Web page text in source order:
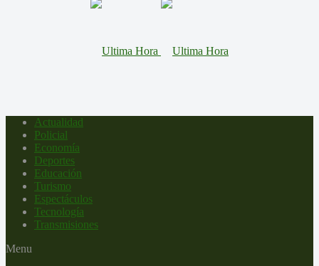
Actualidad
Policial
Economía
Deportes
Educación
Turismo
Espectáculos
Tecnología
Transmisiones
Menu